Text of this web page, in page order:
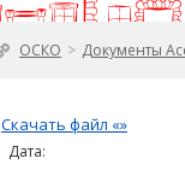
ОСКО > Документы
Скачать файл «»
Дата: